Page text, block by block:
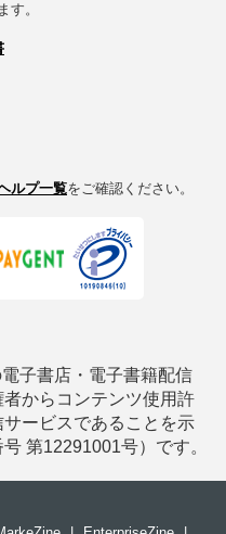
す。
ルプ一覧をご確認ください。
子書店・電子書籍配信
からコンテンツ使用許
ービスであることを示
第12291001号）です。